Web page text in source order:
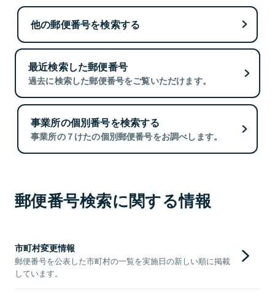
他の郵便番号を検索する
最近検索した郵便番号
過去に検索した郵便番号をご覧いただけます。
事業所の個別番号を検索する
事業所の７けたの個別郵便番号をお調べします。
郵便番号検索に関する情報
市町村変更情報
郵便番号を公表した市町村の一覧を実施日の新しい順に掲載
しています。